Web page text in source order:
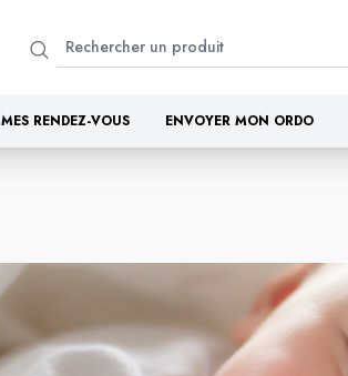
MES RENDEZ-VOUS ENVOYER MON ORDO